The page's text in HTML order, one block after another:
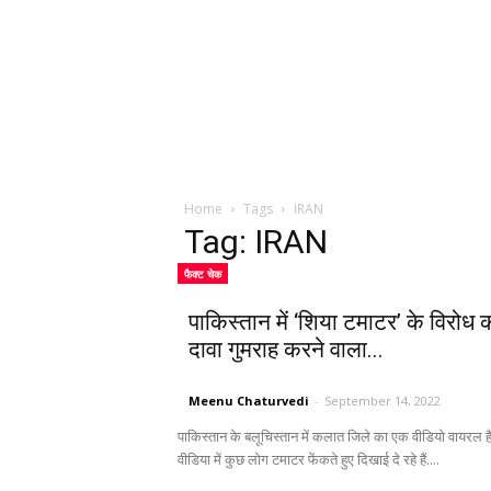
Home Tags IRAN
Tag: IRAN
फैक्ट चेक
पाकिस्तान में ‘शिया टमाटर’ के विरोध
दावा गुमराह करने वाला...
Meenu Chaturvedi - September 14, 2022
पाकिस्तान के बलूचिस्तान में कलात जिले का एक वीडियो वायरल
वीडिया में कुछ लोग टमाटर फेंकते हुए दिखाई दे रहे हैं....